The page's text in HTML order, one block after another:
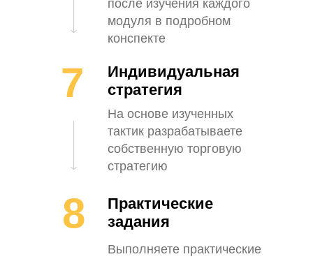
Индивидуальная
стратегия
Практические
задания
7
8
На основе изученных
тактик разрабатываете
собственную торговую
стратегию
Выполняете практические
после изучения каждого
модуля в подробном
конспекте